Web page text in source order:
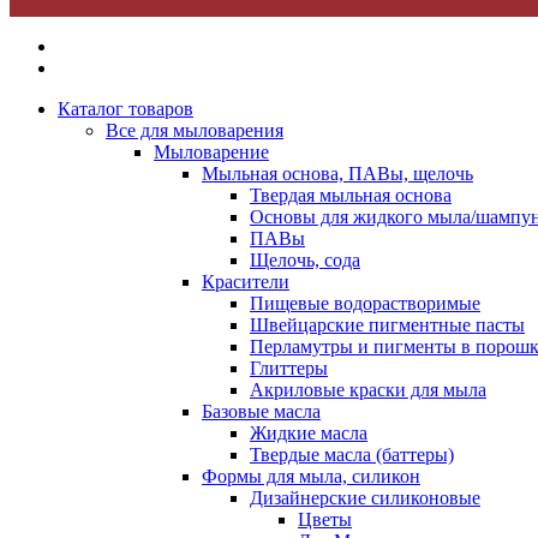
Каталог товаров
Все для мыловарения
Мыловарение
Мыльная основа, ПАВы, щелочь
Твердая мыльная основа
Основы для жидкого мыла/
ПАВы
Щелочь, сода
Красители
Пищевые водорастворимые
Швейцарские пигментные пасты
Перламутры и пигменты в
Глиттеры
Акриловые краски для мыла
Базовые масла
Жидкие масла
Твердые масла (баттеры)
Формы для мыла, силикон
Дизайнерские силиконовые
Цветы